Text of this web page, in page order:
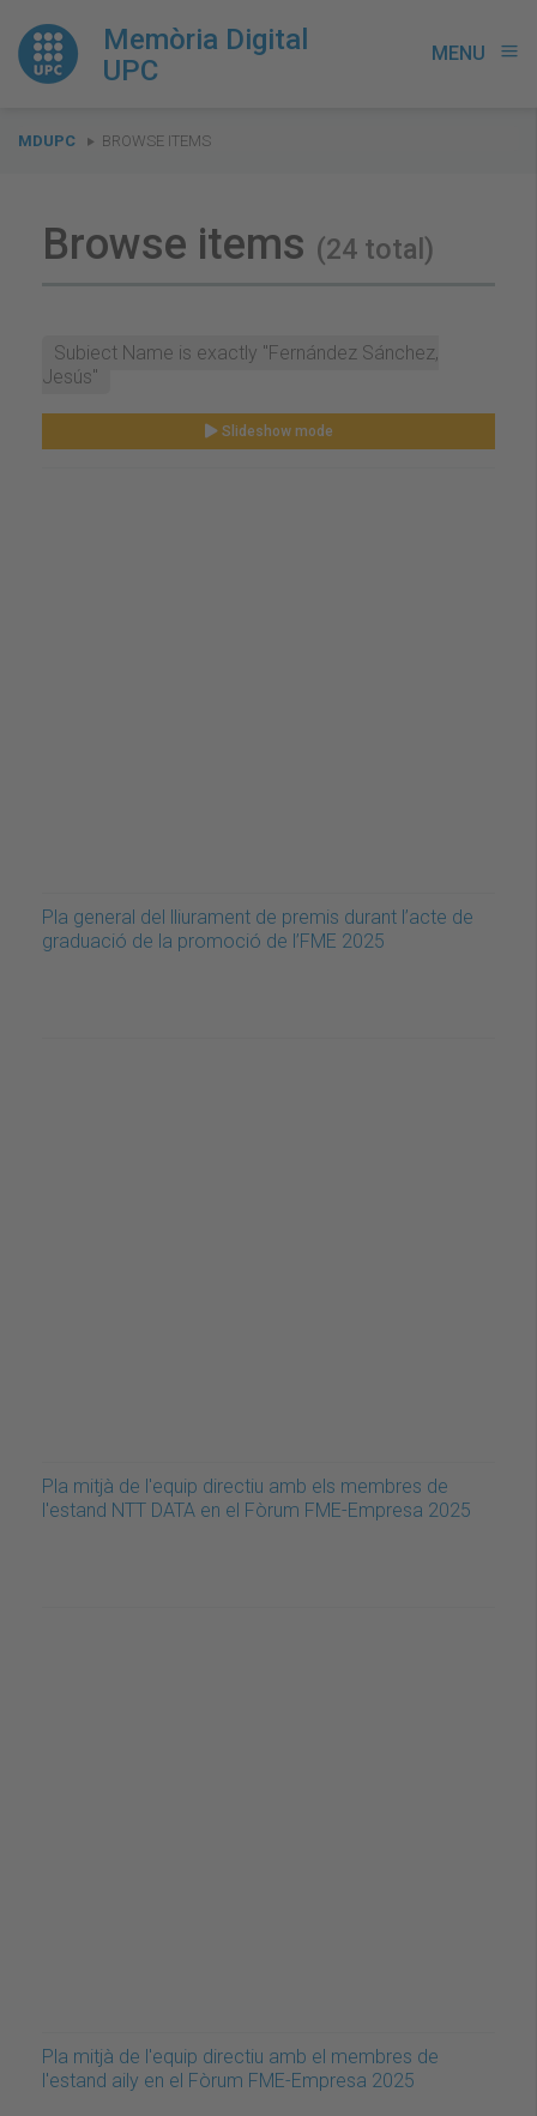
Memòria Digital
UPC
MENU menu
You
MDUPC BROWSE ITEMS
Browse items (24 total)
Subject Name is exactly "Fernández Sánchez,
Jesús"
Slideshow mode
Pla general del lliurament de premis durant l’acte de
graduació de la promoció de l’FME 2025
Pla mitjà de l'equip directiu amb els membres de
l'estand NTT DATA en el Fòrum FME-Empresa 2025
Pla mitjà de l'equip directiu amb el membres de
l'estand aily en el Fòrum FME-Empresa 2025